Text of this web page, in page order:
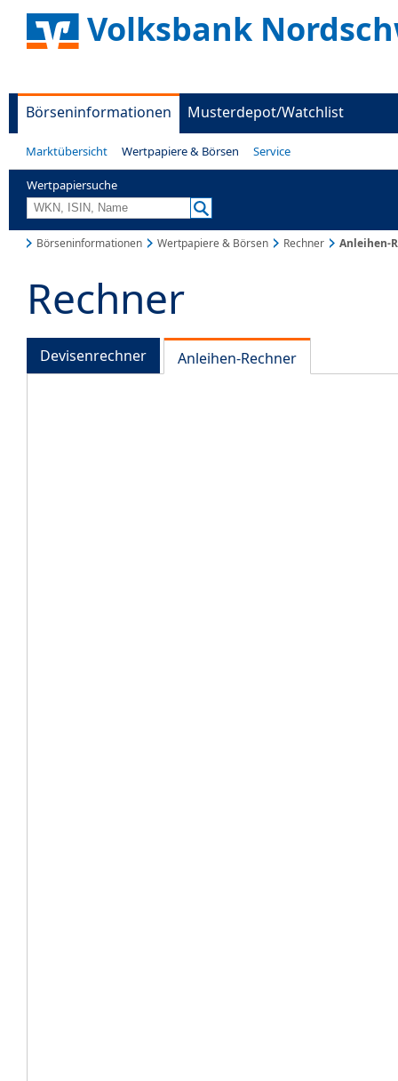
Volksbank
Börseninformationen Musterdepot/Watchlist
Marktübersicht Wertpapiere & Börsen Service
Wertpapiersuche
Börseninformationen Wertpapiere & Börsen Rechner Anleihen-
Rechner
Devisenrechner Anleihen-Rechner